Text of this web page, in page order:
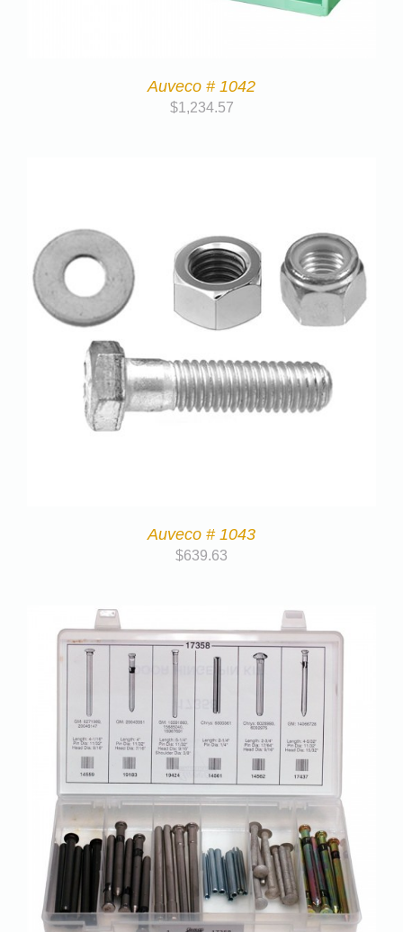
Auveco # 1042
$1,234.57
Auveco # 1043
$639.63